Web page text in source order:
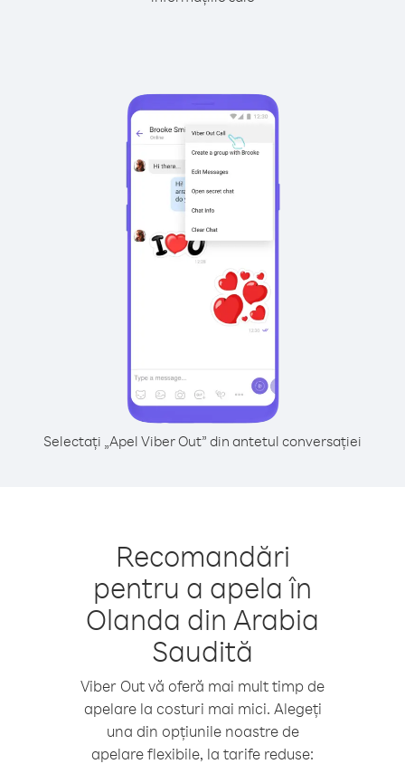
Selectați „Apel Viber Out” din antetul conversației
Recomandări
pentru a apela în
Olanda din Arabia
Saudită
Viber Out vă oferă mai mult timp de
apelare la costuri mai mici. Alegeți
una din opțiunile noastre de
apelare flexibile, la tarife reduse: